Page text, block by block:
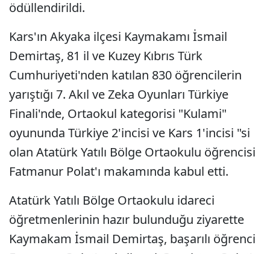
ödüllendirildi.
Kars'ın Akyaka ilçesi Kaymakamı İsmail
Demirtaş, 81 il ve Kuzey Kıbrıs Türk
Cumhuriyeti'nden katılan 830 öğrencilerin
yarıştığı 7. Akıl ve Zeka Oyunları Türkiye
Finali'nde, Ortaokul kategorisi "Kulami"
oyununda Türkiye 2'incisi ve Kars 1'incisi "si
olan Atatürk Yatılı Bölge Ortaokulu öğrencisi
Fatmanur Polat'ı makamında kabul etti.
Atatürk Yatılı Bölge Ortaokulu idareci
öğretmenlerinin hazır bulunduğu ziyarette
Kaymakam İsmail Demirtaş, başarılı öğrenci